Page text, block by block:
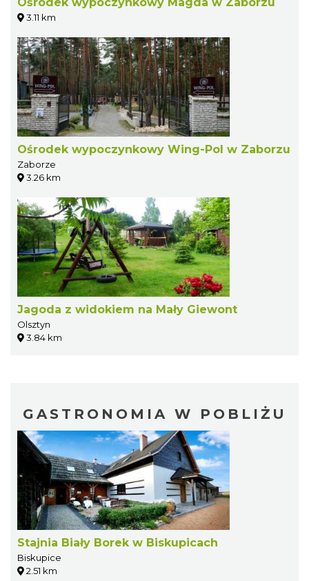
3.11 km
Ośrodek wypoczynkowy Wing-Pol w Zaborzu
Zaborze
3.26 km
Jagoda z widokiem na Mały Giewont
Olsztyn
3.84 km
GASTRONOMIA W POBLIŻU
Stajnia Biały Borek w Biskupicach
Biskupice
2.51 km